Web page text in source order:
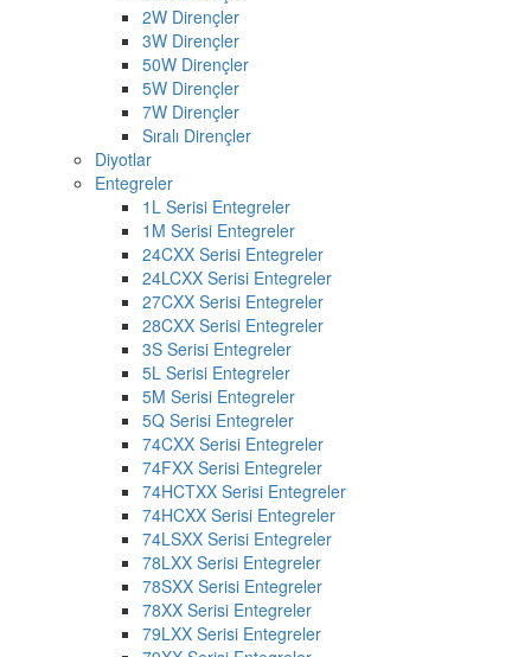
2W Dirençler
3W Dirençler
50W Dirençler
5W Dirençler
7W Dirençler
Sıralı Dirençler
Diyotlar
Entegreler
1L Serisi Entegreler
1M Serisi Entegreler
24CXX Serisi Entegreler
24LCXX Serisi Entegreler
27CXX Serisi Entegreler
28CXX Serisi Entegreler
3S Serisi Entegreler
5L Serisi Entegreler
5M Serisi Entegreler
5Q Serisi Entegreler
74CXX Serisi Entegreler
74FXX Serisi Entegreler
74HCTXX Serisi Entegreler
74HCXX Serisi Entegreler
74LSXX Serisi Entegreler
78LXX Serisi Entegreler
78SXX Serisi Entegreler
78XX Serisi Entegreler
79LXX Serisi Entegreler